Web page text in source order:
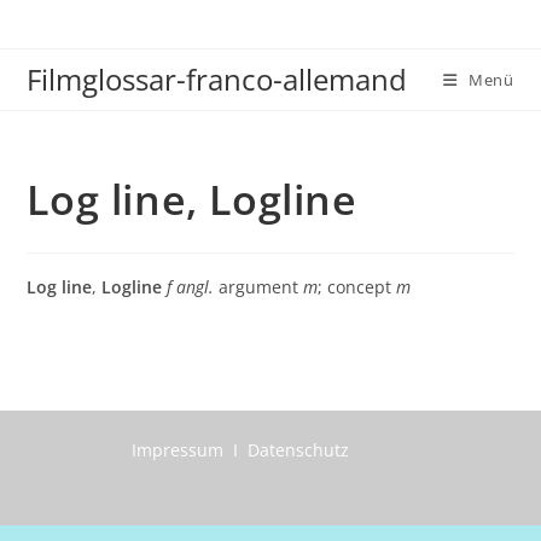
springen
Filmglossar-franco-allemand Menü
Log line, Logline
Log line, Logline f angl. argumentm; conceptm
Impressum I Datenschutz